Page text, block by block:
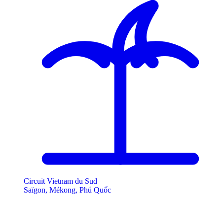
Circuit Vietnam du Sud
Saïgon, Mékong, Phú Quốc